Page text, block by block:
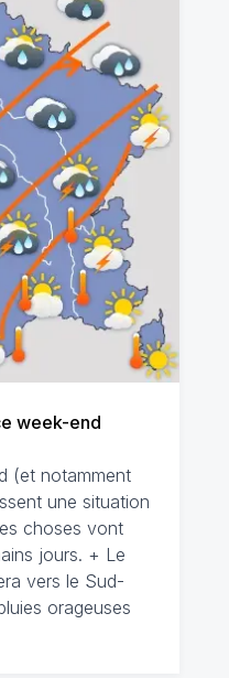
week-end
(et notamment
une situation
choses vont
jours. + Le
vers le Sud-
orageuses